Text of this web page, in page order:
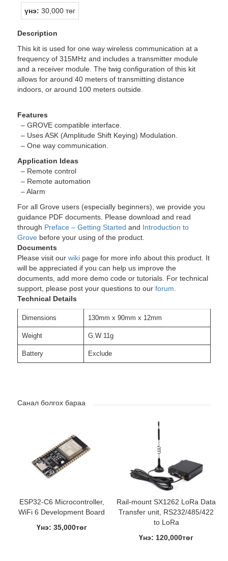
үнэ: 30,000 төг
Description
This kit is used for one way wireless communication at a
frequency of 315MHz and includes a transmitter module
and a receiver module. The twig configuration of this kit
allows for around 40 meters of transmitting distance
indoors, or around 100 meters outside.
Features
– GROVE compatible interface.
– Uses ASK (Amplitude Shift Keying) Modulation.
– One way communication.
Application Ideas
– Remote control
– Remote automation
– Alarm
For all Grove users (especially beginners), we provide you
guidance PDF documents. Please download and read
through Preface – Getting Started and Introduction to
Grovebefore your using of the product.
Documents
Please visit our wikipage for more info about this product. It
will be appreciated if you can help us improve the
documents, add more demo code or tutorials. For technical
support, please post your questions to our forum
Technical Details
Dimensions 130mm x 90mm x 12mm
Weight G.W 11g
Battery Exclude
Санал болгох бараа
ESP32-C6 Microcontroller,
WiFi 6 Development Board
Үнэ: 35,000төг
Rail-mount SX1262 LoRa Data
Transfer unit, RS232/485/422
to LoRa
Үнэ: 120,000төг